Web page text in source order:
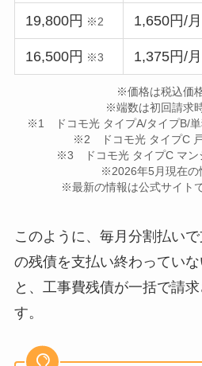
19,800円 ※2 1,650円/月
16,500円 ※3 1,375円/月
※価格は税込価
※端数は初回請求
※1 ドコモ光 タイプA/タイプB/単
※2 ドコモ光 タイプC
※3 ドコモ光 タイプC マン
※2026年5月現在の
※最新の情報は公式サイト
このように、毎月分割払い
の残債を支払い終わってい
と、工事費残債が一括で請
す。